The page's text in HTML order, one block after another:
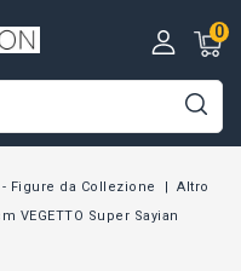
0
- Figure da Collezione
Altro
VEGETTO Super Sayian